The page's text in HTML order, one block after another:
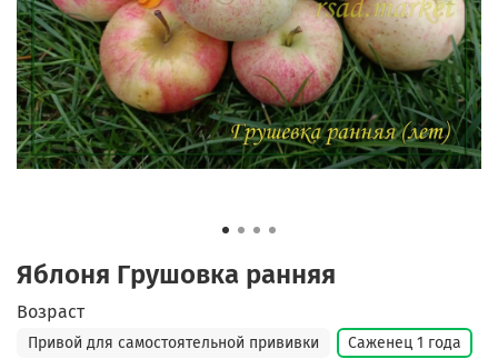
Яблоня Грушовка ранняя
Возраст
Привой для самостоятельной прививки
Саженец 1 года